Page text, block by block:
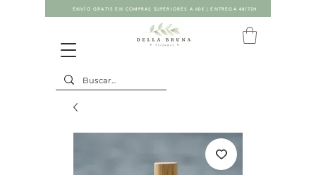
ENVÍO GRATIS EN COMPRAS SUPERIORES A 60€ | ENTREGA 48/72H